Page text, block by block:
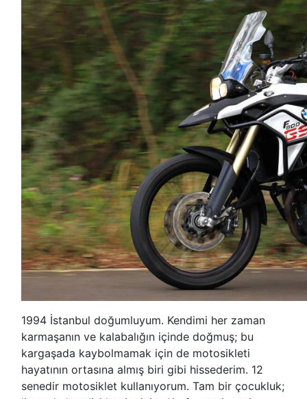
1994 İstanbul doğumluyum. Kendimi her zaman
karmaşanın ve kalabalığın içinde doğmuş; bu
kargaşada kaybolmamak için de motosikleti
hayatının ortasına almış biri gibi hissederim. 12
senedir motosiklet kullanıyorum. Tam bir çocukluk;